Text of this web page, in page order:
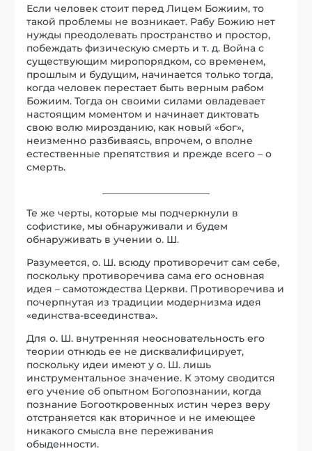
Если человек стоит перед Лицем Божиим, то
такой проблемы не возникает. Рабу Божию нет
нужды преодолевать пространство и простор,
побеждать физическую смерть и т. д. Война с
существующим миропорядком, со временем,
прошлым и будущим, начинается только тогда,
когда человек перестает быть верным рабом
Божиим. Тогда он своими силами овладевает
настоящим моментом и начинает диктовать
свою волю мирозданию, как новый «бог»,
неизменно разбиваясь, впрочем, о вполне
естественные препятствия и прежде всего – о
смерть.
Те же черты, которые мы подчеркнули в
софистике, мы обнаруживали и будем
обнаруживать в учении о. Ш.
Разумеется, о. Ш. всюду противоречит сам себе,
поскольку противоречива сама его основная
идея – самотождества Церкви. Противоречива и
почерпнутая из традиции модернизма идея
«единства-всеединства».
Для о. Ш. внутренняя неосновательность его
теории отнюдь ее не дисквалифицирует,
поскольку идеи имеют у о. Ш. лишь
инструментальное значение. К этому сводится
его учение об опытном Богопознании, когда
познание Богооткровенных истин через веру
отстраняется как вторичное и не имеющее
никакого смысла вне переживания
обыденности.